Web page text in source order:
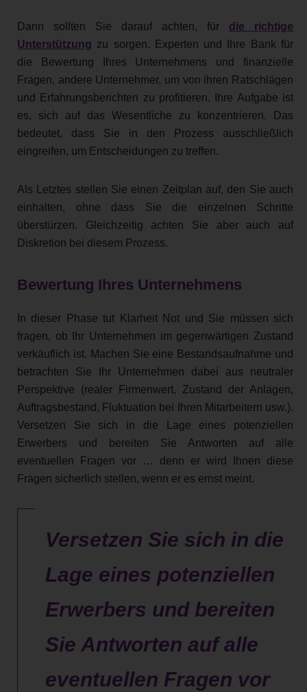
Dann sollten Sie darauf achten, für die richtige
Unterstützung zu sorgen. Experten und Ihre Bank für
die Bewertung Ihres Unternehmens und finanzielle
Fragen, andere Unternehmer, um von ihren Ratschlägen
und Erfahrungsberichten zu profitieren. Ihre Aufgabe ist
es, sich auf das Wesentliche zu konzentrieren. Das
bedeutet, dass Sie in den Prozess ausschließlich
eingreifen, um Entscheidungen zu treffen.
Als Letztes stellen Sie einen Zeitplan auf, den Sie auch
einhalten, ohne dass Sie die einzelnen Schritte
überstürzen. Gleichzeitig achten Sie aber auch auf
Diskretion bei diesem Prozess.
Bewertung Ihres Unternehmens
In dieser Phase tut Klarheit Not und Sie müssen sich
fragen, ob Ihr Unternehmen im gegenwärtigen Zustand
verkäuflich ist. Machen Sie eine Bestandsaufnahme und
betrachten Sie Ihr Unternehmen dabei aus neutraler
Perspektive (realer Firmenwert, Zustand der Anlagen,
Auftragsbestand, Fluktuation bei Ihren Mitarbeitern usw.).
Versetzen Sie sich in die Lage eines potenziellen
Erwerbers und bereiten Sie Antworten auf alle
eventuellen Fragen vor … denn er wird Ihnen diese
Fragen sicherlich stellen, wenn er es ernst meint.
Versetzen Sie sich in die
Lage eines potenziellen
Erwerbers und bereiten
Sie Antworten auf alle
eventuellen Fragen vor